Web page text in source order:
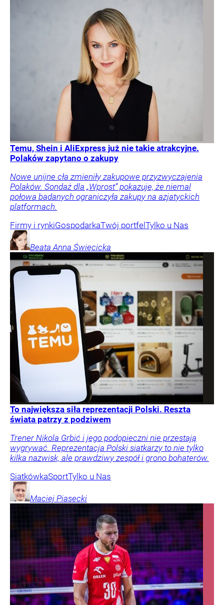
Temu, Shein i AliExpress już nie takie atrakcyjne.
Polaków zapytano o zakupy
Nowe unijne cła zmieniły zakupowe przyzwyczajenia
Polaków. Sondaż dla „Wprost” pokazuje, że niemal
połowa badanych ograniczyła zakupy na azjatyckich
platformach.
Firmy i rynkiGospodarkaTwój portfelTylko u Nas
Beata Anna Święcicka
To największa siła reprezentacji Polski. Reszta
świata patrzy z podziwem
Trener Nikola Grbić i jego podopieczni nie przestają
wygrywać. Reprezentacja Polski siatkarzy to nie tylko
kilka nazwisk, ale prawdziwy zespół i grono bohaterów.
SiatkówkaSportTylko u Nas
Maciej Piasecki